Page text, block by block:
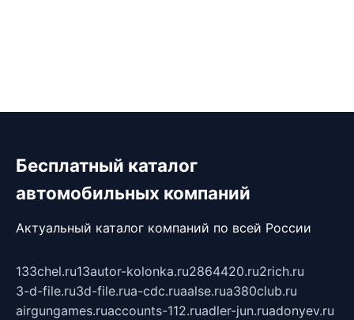
Бесплатный каталог
автомобильных компаний
Актуальный каталог компаний по всей России
133chel.ru13autor-kolonka.ru2864420.ru2rich.ru
3-d-file.ru3d-file.rua-cdc.ruaalse.rua380club.ru
airgungames.ruaccounts-112.ruadler-jun.ruadonyev.ru